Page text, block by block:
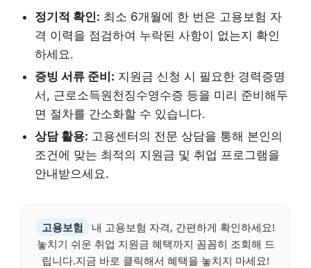
정기적 확인: 최소 6개월에 한 번은 고용보험 자
격 이력을 점검하여 누락된 사항이 없는지 확인
하세요.
증빙 서류 준비: 지원금 신청 시 필요한 경력증명
서, 근로소득원천징수영수증 등을 미리 준비해두
면 절차를 간소화할 수 있습니다.
상담 활용: 고용센터의 전문 상담을 통해 본인의
조건에 맞는 최적의 지원금 및 취업 프로그램을
안내받으세요.
고용보험
내 고용보험 자격, 간편하게 확인하세요!
놓치기 쉬운 취업 지원금 혜택까지 꼼꼼히 조회해 드
립니다.지금 바로 클릭해서 혜택을 놓치지 마세요!